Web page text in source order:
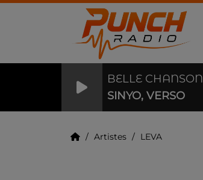
BELLE CHANSON
SINYO, VERSO
Artistes LEVA